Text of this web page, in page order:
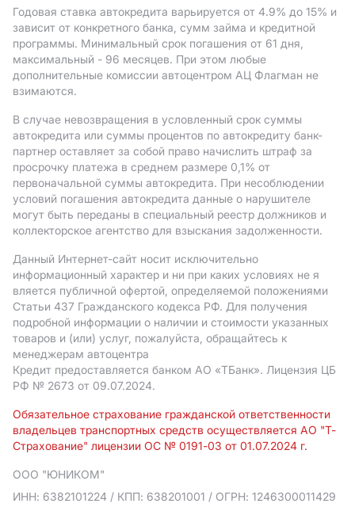
Годовая ставка автокредита варьируется от 4.9% до 15% и
зависит от конкретного банка, сумм займа и кредитной
программы. Минимальный срок погашения от 61 дня,
максимальный - 96 месяцев. При этом любые
дополнительные комиссии автоцентром АЦ Флагман не
взимаются.
В случае невозвращения в условленный срок суммы
автокредита или суммы процентов по автокредиту банк-
партнер оставляет за собой право начислить штраф за
просрочку платежа в среднем размере 0,1% от
первоначальной суммы автокредита. При несоблюдении
условий погашения автокредита данные о нарушителе
могут быть переданы в специальный реестр должников и
коллекторское агентство для взыскания задолженности.
Данный Интернет-сайт носит исключительно
информационный характер и ни при каких условиях не я
вляется публичной офертой, определяемой положениями
Статьи 437 Гражданского кодекса РФ. Для получения
подробной информации о наличии и стоимости указанных
товаров и (или) услуг, пожалуйста, обращайтесь к
менеджерам автоцентра
Кредит предоставляется банком АO «ТБанк». Лицензия ЦБ
РФ № 2673 от 09.07.2024.
Обязательное страхование гражданской ответственности
владельцев транспортных средств осуществляется АО "Т-
Страхование" лицензии ОС № 0191-03 от 01.07.2024 г.
ООО "ЮНИКОМ"
ИНН: 6382101224 / КПП: 638201001 / ОГРН: 1246300011429